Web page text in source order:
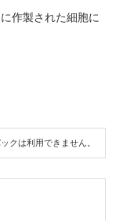
作製された細胞に
クは利用できません。